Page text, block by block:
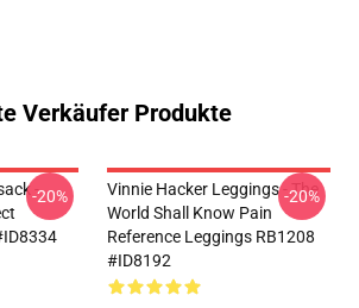
Verkäufer Produkte
-
-20%
Vinnie Hacker Leggings - The
World Shall Know Pain
Reference Leggings RB1208
#ID8192
-20%